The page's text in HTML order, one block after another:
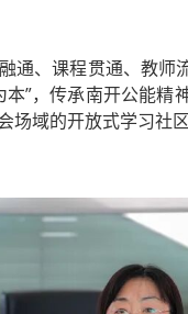
通、课程贯通、教
”，传承南开公能
域的开放式学习社